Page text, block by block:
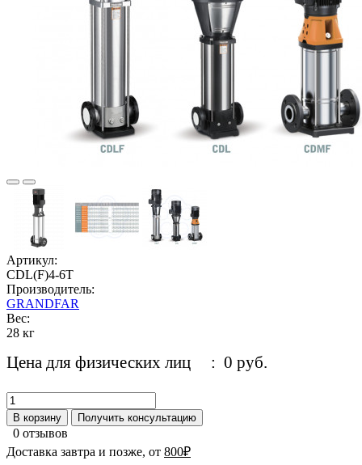
Артикул:
CDL(F)4-6T
Производитель:
GRANDFAR
Вес:
28 кг
Цена для физических лиц : 0 руб.
В корзину Получить консультацию
0 отзывов
Доставка завтра и позже, от 800₽